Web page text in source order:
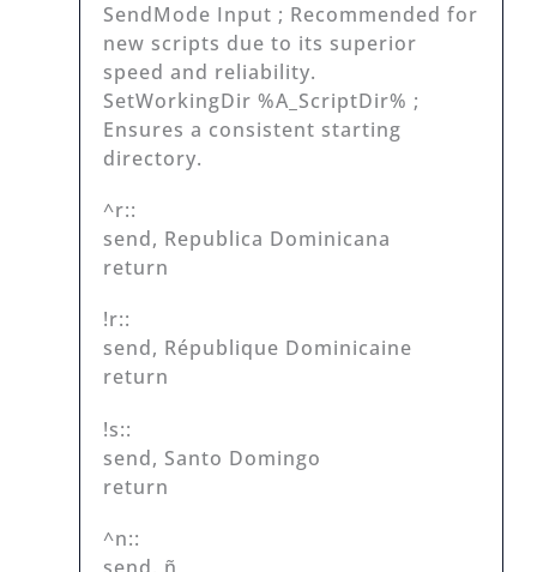
SendMode Input ; Recommended for
new scripts due to its superior
speed and reliability.
SetWorkingDir %A_ScriptDir% ;
Ensures a consistent starting
directory.
^r::
send, Republica Dominicana
return
!r::
send, République Dominicaine
return
!s::
send, Santo Domingo
return
^n::